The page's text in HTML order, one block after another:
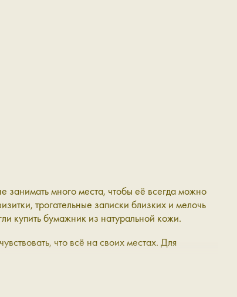
занимать много места, чтобы её всегда можно
трогательные записки близких и мелочь
купить бумажник из натуральной кожи.
что всё на своих местах. Для